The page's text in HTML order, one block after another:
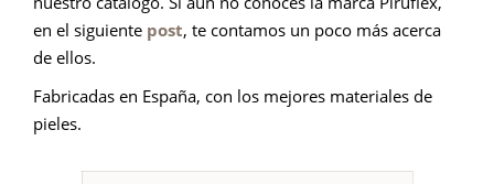
en el siguiente post, te contamos un poco más acerca
de ellos.
Fabricadas en España, con los mejores materiales de
pieles.